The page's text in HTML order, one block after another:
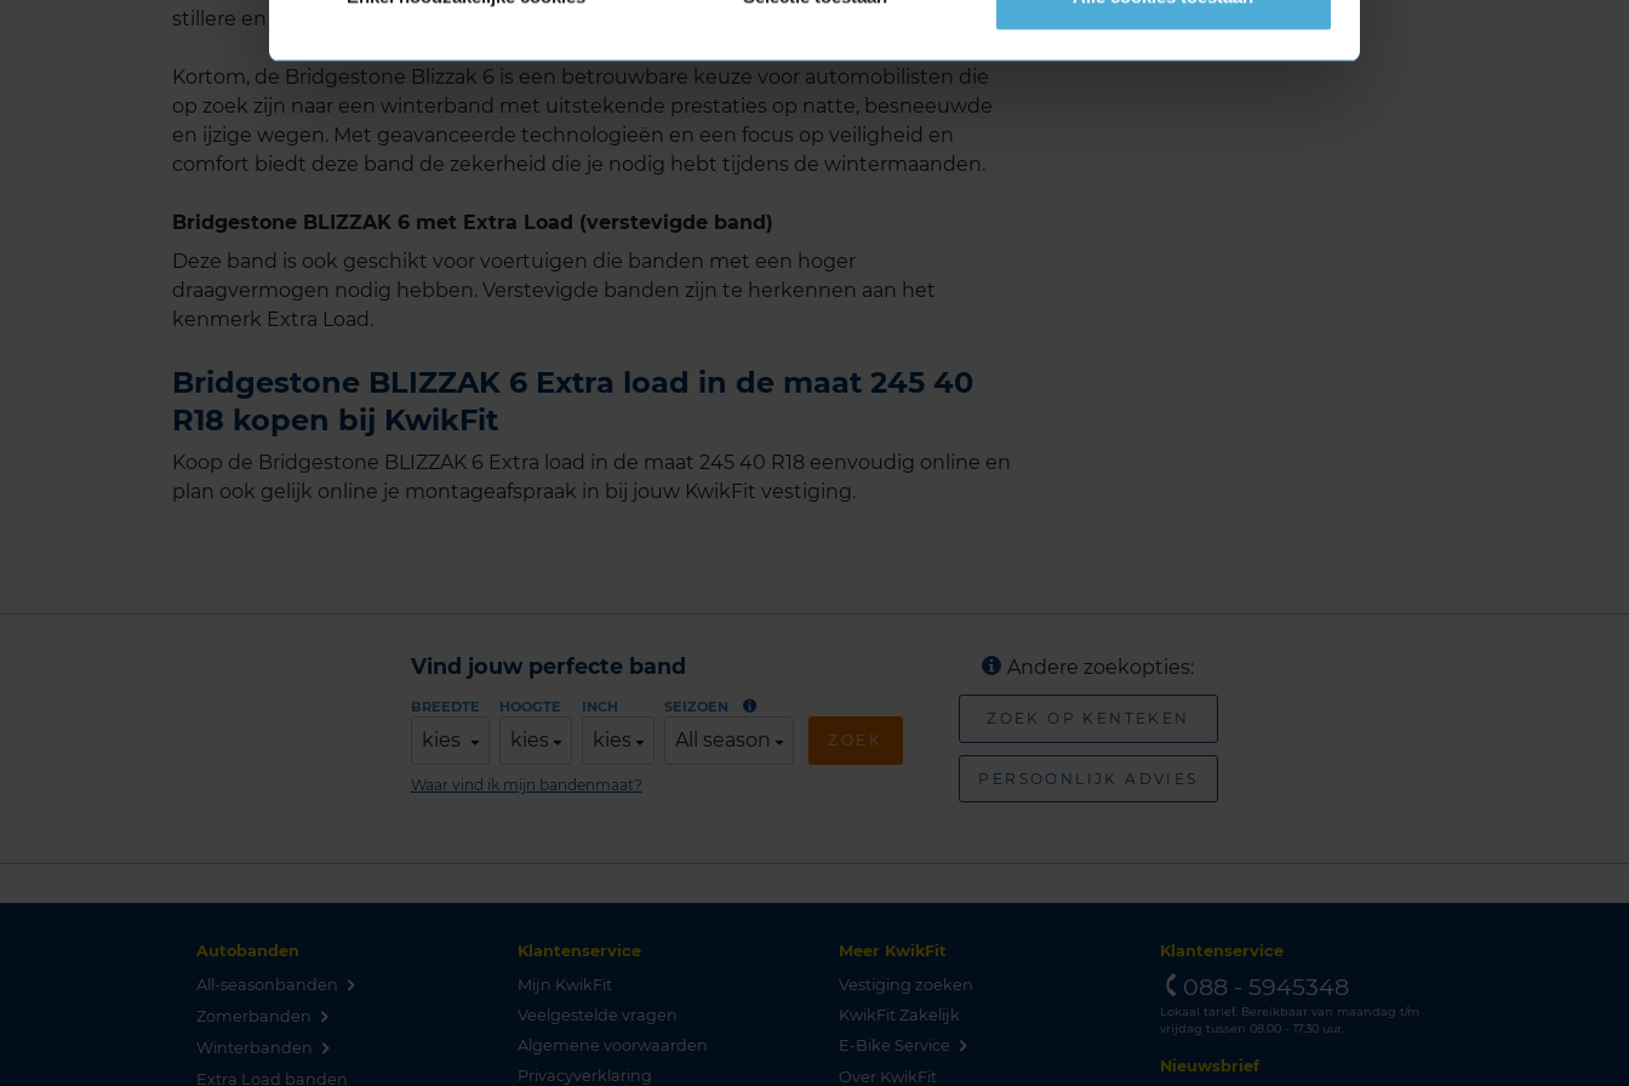
stillere en comfortabelere rijervaring, zelfs op ruwe winterse wegen.
Kortom, de Bridgestone Blizzak 6 is een betrouwbare keuze voor automobilisten die
op zoek zijn naar een winterband met uitstekende prestaties op natte, besneeuwde
en ijzige wegen. Met geavanceerde technologieën en een focus op veiligheid en
comfort biedt deze band de zekerheid die je nodig hebt tijdens de wintermaanden.
Bridgestone BLIZZAK 6 met Extra Load (verstevigde band)
Deze band is ook geschikt voor voertuigen die banden met een hoger
draagvermogen nodig hebben. Verstevigde banden zijn te herkennen aan het
kenmerk Extra Load.
Bridgestone BLIZZAK 6 Extra load in de maat 245 40
R18 kopen bij KwikFit
Koop de Bridgestone BLIZZAK 6 Extra load in de maat 245 40 R18 eenvoudig online en
plan ook gelijk online je montageafspraak in bij jouw KwikFit vestiging.
Vind jouw perfecte band
BREEDTE
kies
HOOGTE
kies
INCH
kies
SEIZOEN
All season ZOEK
Waar vind ik mijn bandenmaat?
Andere zoekopties:
ZOEK OP KENTEKEN
PERSOONLIJK ADVIES
Autobanden
All-seasonbanden
Zomerbanden
Winterbanden
Extra Load banden
Klantenservice
Mijn KwikFit
Veelgestelde vragen
Algemene voorwaarden
Privacyverklaring
Meer KwikFit
Vestiging zoeken
KwikFit Zakelijk
E-Bike Service
Over KwikFit
Klantenservice
088 - 5945348
Lokaal tarief. Bereikbaar van maandag t/m
vrijdag tussen 08.00 - 17.30 uur.
Nieuwsbrief